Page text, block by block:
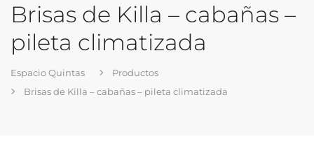
Brisas de Killa – cabañas –
pileta climatizada
Espacio Quintas
Productos
Brisas de Killa – cabañas – pileta climatizada